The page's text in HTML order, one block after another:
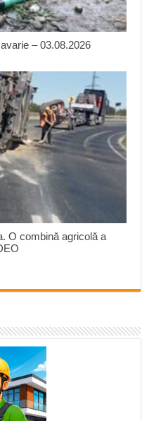
– 03.08.2026
O combină agricolă a